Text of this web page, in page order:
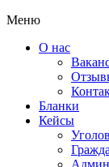
Меню
О нас
Бланки
Кейсы